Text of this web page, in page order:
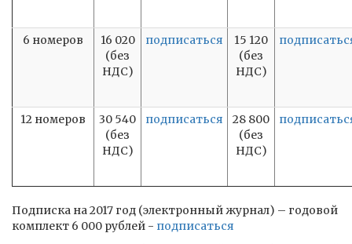
6 номеров
16 020
(без
НДС)
подписаться
15 120
(без
НДС)
12 номеров
30 540
(без
НДС)
подписаться
28 800
(без
НДС)
Подписка на 2017 год (электронный журнал) – годовой
комплект 6 000 рублей - подписаться